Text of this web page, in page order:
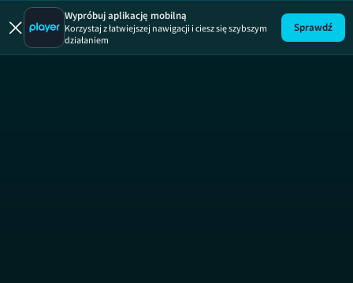
Wypróbuj aplikację mobilną
Korzystaj z łatwiejszej nawigacji i ciesz się szybszym
działaniem
Sprawdź